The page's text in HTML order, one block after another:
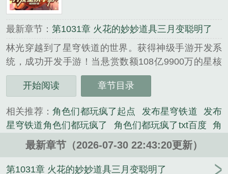
最新章节： 第1031章 火花的妙妙道具三月变聪明了
林光穿越到了星穹铁道的世界。获得神级手游开发系
统，成功开发手游！当悬赏数额108亿9900万的星核
猎手卡芙卡出现在UP池时，众人惊了！“我去，兄弟
们，我的钱包在自己氪金！”“这下想不冲都不行
什么时候开饮月君池子！”“撕裂——心海——解放
~~~”当前瞻节目中真理医生免......
《发布星穹铁道，角色们都玩疯了！》是晚好呀精心
开始阅读 章节目录
相关推荐： 角色们都玩疯了起点 发布星穹铁道
发布
星穹铁道角色们都玩疯了
角色们都玩疯了txt百度
角
色们都玩疯了TXT 角色们都玩疯了!最新章节 角色们
都玩疯了!飞卢
秦朝周小莲全集阅读
方元柳月全集
阅读 萧逸杨若曦笔趣阁全文 大明第一墙头草
我一
最新章节（2026-07-30 22:43:20更新）
第1031章 火花的妙妙道具三月变聪明了